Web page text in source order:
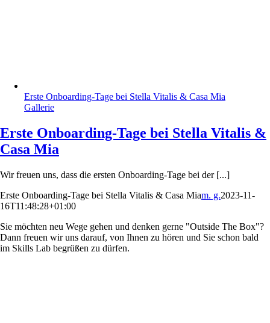
Erste Onboarding-Tage bei Stella Vitalis & Casa Mia
Gallerie
Erste Onboarding-Tage bei Stella Vitalis &
Casa Mia
Wir freuen uns, dass die ersten Onboarding-Tage bei der [...]
Erste Onboarding-Tage bei Stella Vitalis & Casa Miam. g.2023-11-
16T11:48:28+01:00
Sie möchten neu Wege gehen und denken gerne "Outside The Box"?
Dann freuen wir uns darauf, von Ihnen zu hören und Sie schon bald
im Skills Lab begrüßen zu dürfen.